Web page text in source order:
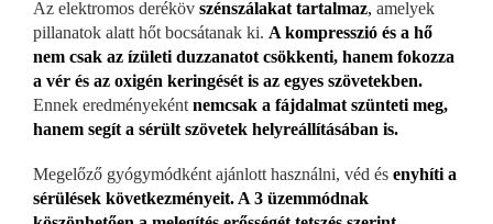
Az elektromos deréköv szénszálakat tartalmaz, amelyek
pillanatok alatt hőt bocsátanak ki. A kompresszió és a hő
nem csak az ízületi duzzanatot csökkenti, hanem fokozza
a vér és az oxigén keringését is az egyes szövetekben.
Ennek eredményeként nemcsak a fájdalmat szünteti meg,
hanem segít a sérült szövetek helyreállításában is.
Megelőző gyógymódként ajánlott használni, véd és enyhíti a
sérülések következményeit. A 3 üzemmódnak